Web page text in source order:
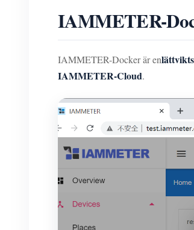
IAMMETER-
IAMMETER-Docker är en
IAMMETER-Cloud.